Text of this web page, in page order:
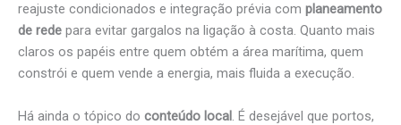
reajuste condicionados e integração prévia com planeamento
de rede para evitar gargalos na ligação à costa. Quanto mais
claros os papéis entre quem obtém a área marítima, quem
constrói e quem vende a energia, mais fluida a execução.
Há ainda o tópico do conteúdo local . É desejável que portos,